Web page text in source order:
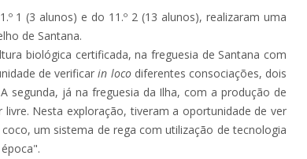
1 (3 alunos) e do 11.º 2 (13 alunos), realizaram uma
de Santana.
biológica certificada, na freguesia de Santana com
de verificarin locodiferentes consociações, dois
segunda, já na freguesia da Ilha, com a produção de
Nesta exploração, tiveram a oportunidade de ver
um sistema de rega com utilização de tecnologia